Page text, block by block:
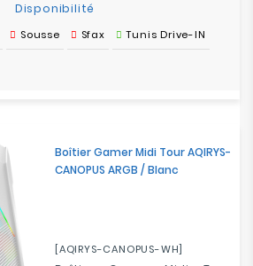
Disponibilité
Sousse Sfax Tunis Drive-IN
Boîtier Gamer Midi Tour AQIRYS-
CANOPUS ARGB / Blanc
[AQIRYS-CANOPUS-WH]